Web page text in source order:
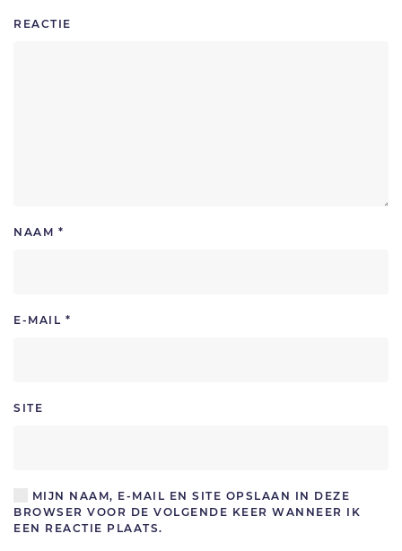
REACTIE
NAAM *
E-MAIL *
SITE
MIJN NAAM, E-MAIL EN SITE OPSLAAN IN DEZE
BROWSER VOOR DE VOLGENDE KEER WANNEER IK
EEN REACTIE PLAATS.